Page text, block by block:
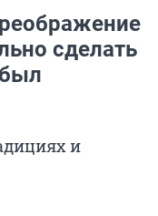
сделать
и